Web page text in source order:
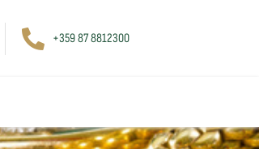
+359 87 8812300